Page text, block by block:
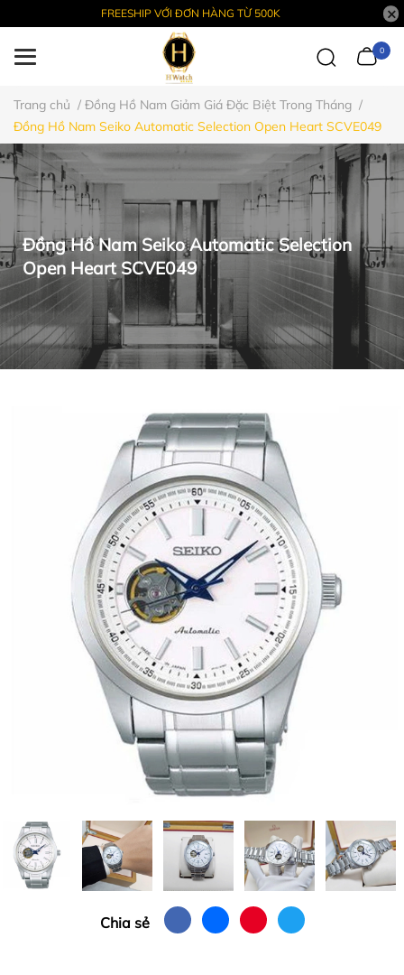
FREESHIP VỚI ĐƠN HÀNG TỪ 500K
0
Trang chủ / Đồng Hồ Nam Giảm Giá Đặc Biệt Trong Tháng /
Đồng Hồ Nam Seiko Automatic Selection Open Heart SCVE049
Đồng Hồ Nam Seiko Automatic Selection
Open Heart SCVE049
Chia sẻ